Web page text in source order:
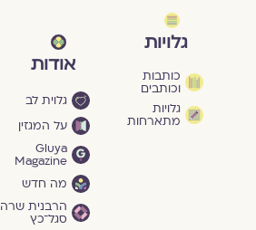
גלויות
כותבות
וכותבים
גלויות
מתארחות
אודות
גלוית לב
על המגזין
Gluya
Magazine
מה חדש
הרבנית שרה
סגל־כץ